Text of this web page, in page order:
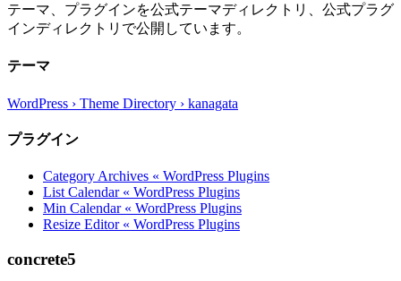
テーマ、プラグインを公式テーマディレクトリ、公式プラグ
インディレクトリで公開しています。
テーマ
WordPress › Theme Directory › kanagata
プラグイン
Category Archives « WordPress Plugins
List Calendar « WordPress Plugins
Min Calendar « WordPress Plugins
Resize Editor « WordPress Plugins
concrete5